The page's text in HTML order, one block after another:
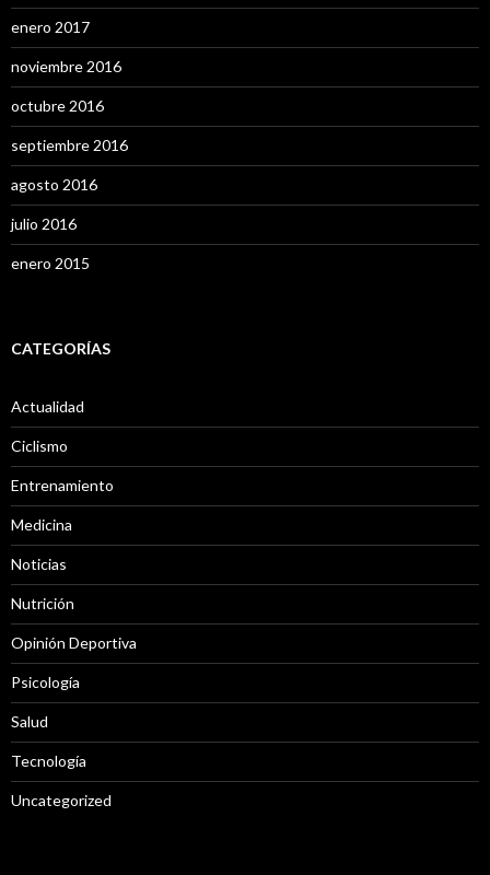
enero 2017
noviembre 2016
octubre 2016
septiembre 2016
agosto 2016
julio 2016
enero 2015
CATEGORÍAS
Actualidad
Ciclismo
Entrenamiento
Medicina
Noticias
Nutrición
Opinión Deportiva
Psicología
Salud
Tecnología
Uncategorized